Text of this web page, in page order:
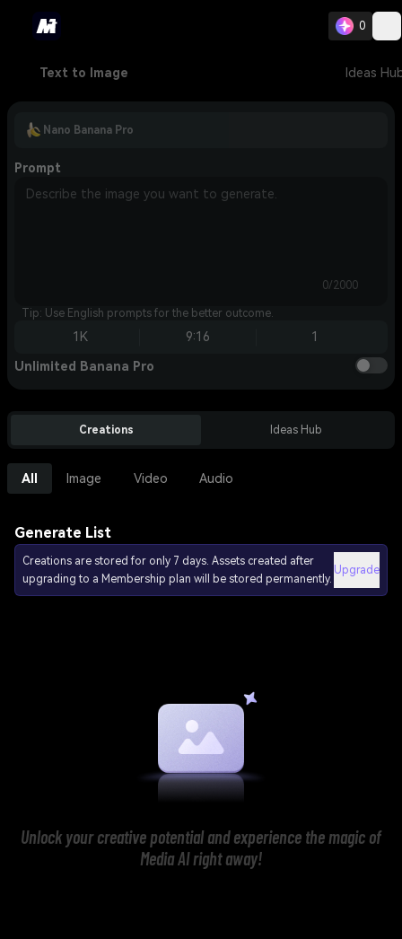
0
Text to Image Ideas
Nano Banana Pro
Prompt
0/2000
Tip: Use English prompts for the better outcome.
1K 9:16 1
Unlimited Banana Pro
Creations Ideas Hub
All Image Video Audio
Generate List
Creations are stored for only 7 days. Assets created after
upgrading to a Membership plan will be stored permanently.
Upgrade
Unlock your creative potential and experience the magic of
Media AI right away!